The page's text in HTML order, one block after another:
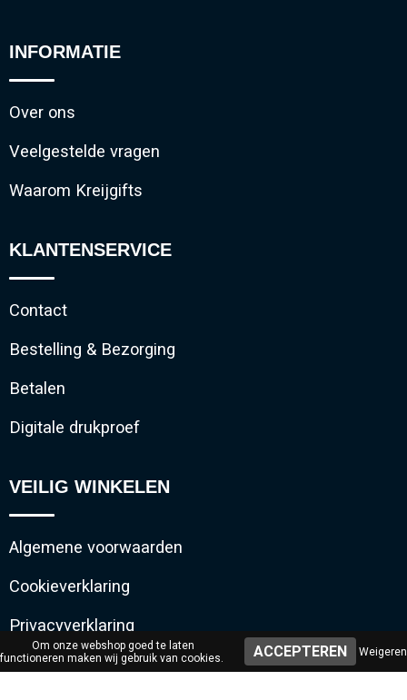
INFORMATIE
Over ons
Veelgestelde vragen
Waarom Kreijgifts
KLANTENSERVICE
Contact
Bestelling & Bezorging
Betalen
Digitale drukproef
VEILIG WINKELEN
Algemene voorwaarden
Cookieverklaring
Privacyverklaring
Disclaimer
Om onze webshop goed te laten
functioneren maken wij gebruik van cookies.
Weigeren